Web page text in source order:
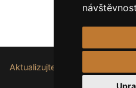
Aktualizujte nastavení souborů